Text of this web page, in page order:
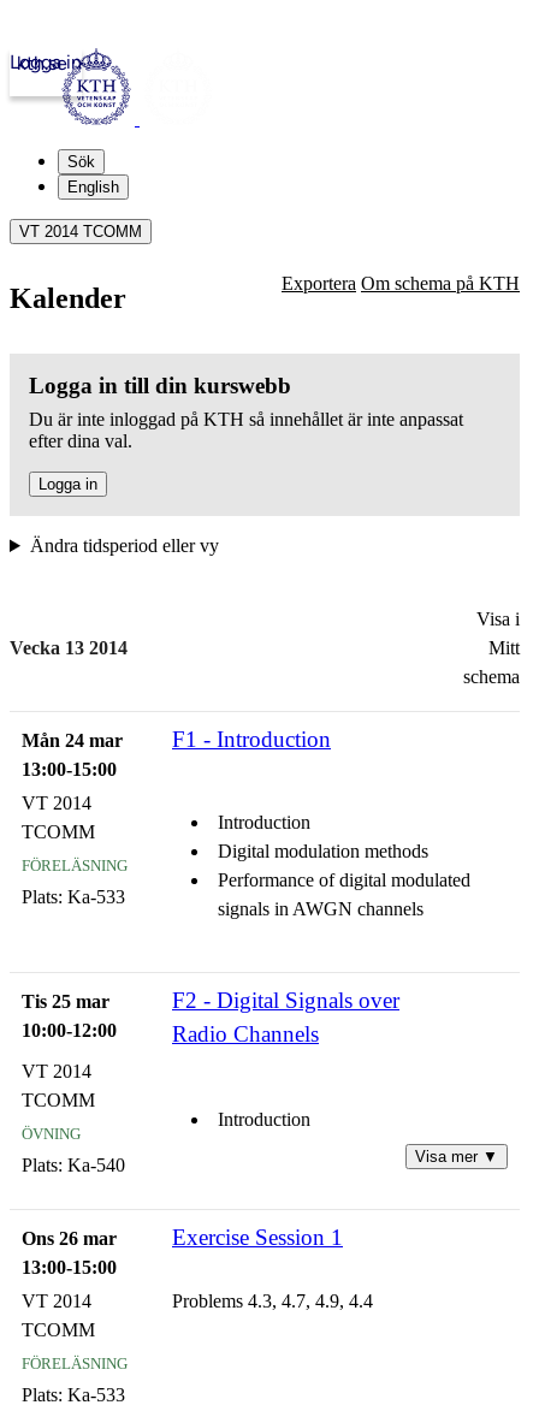
kth.se
Logga in
Sök
English
VT 2014 TCOMM
Kalender Exportera Om schema på KTH
Logga in till din kurswebb
Du är inte inloggad på KTH så innehållet är inte anpassat
efter dina val.
Logga in
Ändra tidsperiod eller vy
Vecka 13 2014
Visa i
Mitt
schema
Mån 24 mar
13:00-15:00
F1 - Introduction
VT 2014
TCOMM
föreläsning
Plats: Ka-533
Introduction
Digital modulation methods
Performance of digital modulated
signals in AWGN channels
Tis 25 mar
10:00-12:00
F2 - Digital Signals over
Radio Channels
VT 2014
TCOMM
övning
Plats: Ka-540
Introduction
channels
selective fading channels
Visa mer ▼
Ons 26 mar
13:00-15:00
Exercise Session 1
VT 2014
TCOMM
föreläsning
Plats: Ka-533
Problems 4.3, 4.7, 4.9, 4.4